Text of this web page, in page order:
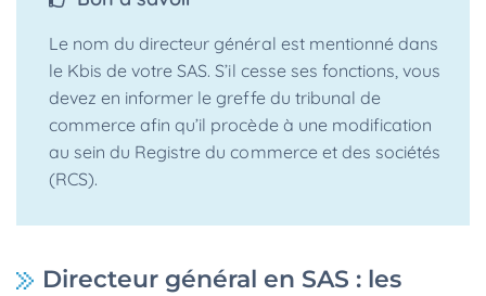
Le nom du directeur général est mentionné dans
le Kbis de votre SAS. S’il cesse ses fonctions, vous
devez en informer le greffe du tribunal de
commerce afin qu’il procède à une modification
au sein du Registre du commerce et des sociétés
(RCS).
Directeur général en SAS : les